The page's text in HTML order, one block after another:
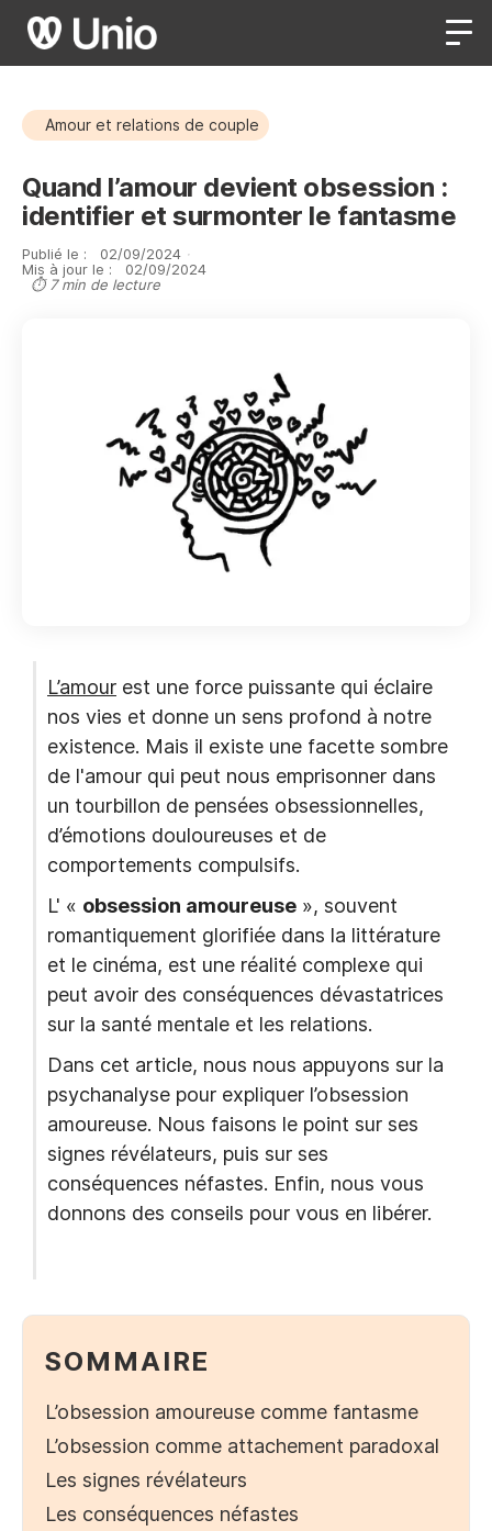
Amour et relations de couple
Quand l’amour devient obsession :
identifier et surmonter le fantasme
Publié le : 02/09/2024 ·
Mis à jour le :
02/09/2024
⏱ 7 min de lecture
L’amour est une force puissante qui éclaire
nos vies et donne un sens profond à notre
existence. Mais il existe une facette sombre
de l'amour qui peut nous emprisonner dans
un tourbillon de pensées obsessionnelles,
d’émotions douloureuses et de
comportements compulsifs.
L' « obsession amoureuse », souvent
romantiquement glorifiée dans la littérature
et le cinéma, est une réalité complexe qui
peut avoir des conséquences dévastatrices
sur la santé mentale et les relations.
Dans cet article, nous nous appuyons sur la
psychanalyse pour expliquer l’obsession
amoureuse. Nous faisons le point sur ses
signes révélateurs, puis sur ses
conséquences néfastes. Enfin, nous vous
donnons des conseils pour vous en libérer.
SOMMAIRE
L’obsession amoureuse comme fantasme
L’obsession comme attachement paradoxal
Les signes révélateurs
Les conséquences néfastes